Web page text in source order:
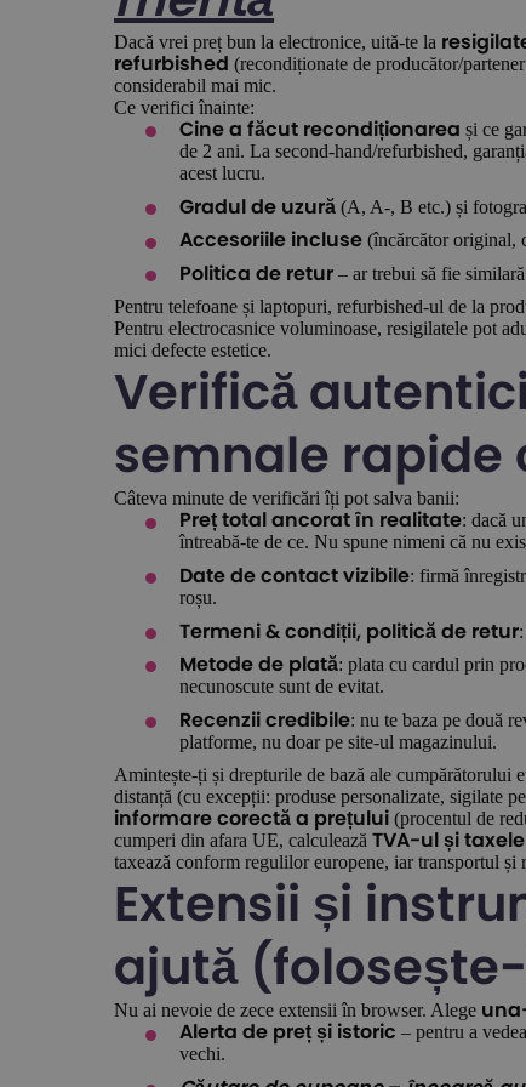
Dacă vrei preț bun la electronice, uită-te la
refurbished (recondiționate de producător/
considerabil mai mic.
Ce verifici înainte:
Cine a făcut recondiționarea și ce
de 2 ani. La second-hand/refurbished,
acest lucru.
Gradul de uzură (A, A-, B etc.) și
Accesoriile incluse (încărcător original,
Politica de retur – ar trebui să fie
Pentru telefoane și laptopuri, refurbished-ul de la
Pentru electrocasnice voluminoase, resigilatele pot
mici defecte estetice.
Verifică
semnale rapide
Câteva minute de verificări îți pot salva banii:
Preț total ancorat în realitate: dacă
întreabă-te de ce. Nu spune nimeni că nu
Date de contact vizibile: firmă
roșu.
Termeni & condiții, politică de retur
Metode de plată: plata cu cardul prin
necunoscute sunt de evitat.
Recenzii credibile: nu te baza pe două
platforme, nu doar pe site-ul magazinului.
Amintește-ți și drepturile de bază ale cumpărătorului
distanță (cu excepții: produse personalizate, sigilate
informare corectă a prețului (procentul de
cumperi din afara UE, calculeazăTVA-ul și
taxează conform regulilor europene, iar transportul și
Extensii și
ajută
Nu ai nevoie de zece extensii în browser. Alege
Alerta de preț și istoric – pentru a
vechi.